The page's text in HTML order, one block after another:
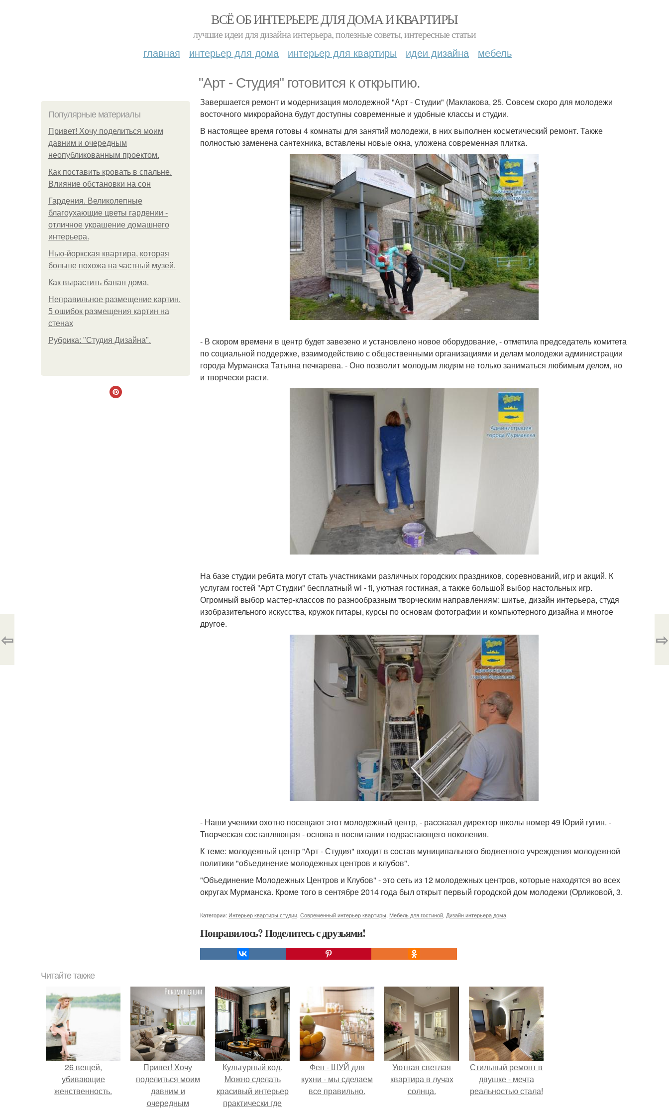
ВСЁ ОБ ИНТЕРЬЕРЕ ДЛЯ ДОМА И КВАРТИРЫ
лучшие идеи для дизайна интерьера, полезные советы, интересные статьи
главная интерьер для дома интерьер для квартиры идеи дизайна мебель
"Арт - Студия" готовится к открытию.
Популярные материалы
Привет! Хочу поделиться моим
давним и очередным
неопубликованным проектом.
Как поставить кровать в спальне.
Влияние обстановки на сон
Гардения. Великолепные
благоухающие цветы гардении -
отличное украшение домашнего
интерьера.
Нью-йоркская квартира, которая
больше похожа на частный музей.
Как вырастить банан дома.
Неправильное размещение картин.
5 ошибок размещения картин на
стенах
Рубрика: "Студия Дизайна".
Завершается ремонт и модернизация молодежной "Арт - Студии" (Маклакова, 25. Совсем скоро для молодежи
восточного микрорайона будут доступны современные и удобные классы и студии.
В настоящее время готовы 4 комнаты для занятий молодежи, в них выполнен косметический ремонт. Также
полностью заменена сантехника, вставлены новые окна, уложена современная плитка.
- В скором времени в центр будет завезено и установлено новое оборудование, - отметила председатель комитета
по социальной поддержке, взаимодействию с общественными организациями и делам молодежи администрации
города Мурманска Татьяна печкарева. - Оно позволит молодым людям не только заниматься любимым делом, но
и творчески расти.
На базе студии ребята могут стать участниками различных городских праздников, соревнований, игр и акций. К
услугам гостей "Арт Студии" бесплатный wi - fi, уютная гостиная, а также большой выбор настольных игр.
Огромный выбор мастер-классов по разнообразным творческим направлениям: шитье, дизайн интерьера, студя
изобразительного искусства, кружок гитары, курсы по основам фотографии и компьютерного дизайна и многое
другое.
- Наши ученики охотно посещают этот молодежный центр, - рассказал директор школы номер 49 Юрий гугин. -
Творческая составляющая - основа в воспитании подрастающего поколения.
К теме: молодежный центр "Арт - Студия" входит в состав муниципального бюджетного учреждения молодежной
политики "объединение молодежных центров и клубов".
"Объединение Молодежных Центров и Клубов" - это сеть из 12 молодежных центров, которые находятся во всех
округах Мурманска. Кроме того в сентябре 2014 года был открыт первый городской дом молодежи (Орликовой, 3.
Категории: Интерьер квартиры студии Современный интерьер квартиры Мебель для гостиной Дизайн интерьера дома
Понравилось? Поделитесь с друзьями!
⇦ ⇨
Читайте также
26 вещей,
убивающие
женственность.
Привет! Хочу
поделиться моим
давним и
очередным
Культурный код.
Можно сделать
красивый интерьер
практически где
Фен - ШУЙ для
кухни - мы сделаем
все правильно.
Уютная светлая
квартира в лучах
солнца.
Стильный ремонт в
двушке - мечта
реальностью стала!